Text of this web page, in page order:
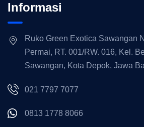
Informasi
Ruko Green Exotica Sawangan
Permai, RT. 001/RW. 016, Kel.
Sawangan, Kota Depok, Jawa
021 7797 7077
0813 1778 8066